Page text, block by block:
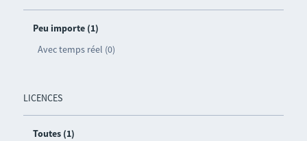
Peu importe (1)
Avec temps réel (0)
LICENCES
Toutes (1)